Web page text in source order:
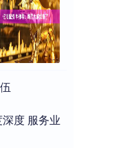
度 服务业